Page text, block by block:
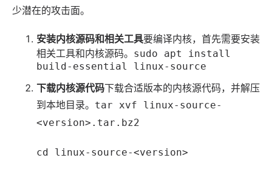
少潜在的攻击面。
安装内核源码和相关工具要编译内核，首先需要安装
相关工具和内核源码。 sudo apt install
build-essential linux-source
下载内核源代码下载合适版本的内核源代码，并解压
到本地目录。 tar xvf linux-source-
<version>.tar.bz2
cd linux-source-<version>